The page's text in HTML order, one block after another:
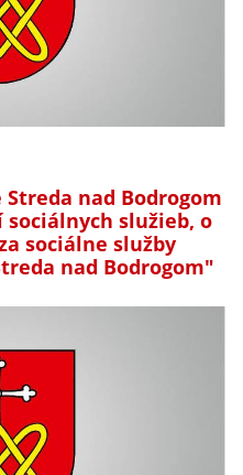
Streda nad Bodrogom
sociálnych služieb, o
sociálne služby
nad Bodrogom"